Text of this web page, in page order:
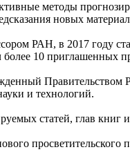
методы
новых
РАН, в 2017 году
10 приглашенных
и технологий.
статей, глав